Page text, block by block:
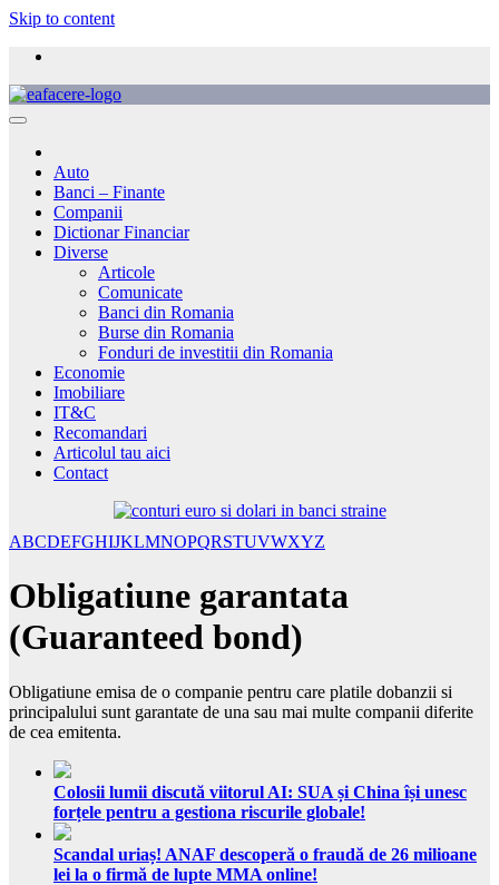
Skip to content
Auto
Banci – Finante
Companii
Dictionar Financiar
Diverse
Articole
Comunicate
Banci din Romania
Burse din Romania
Fonduri de investitii din Romania
Economie
Imobiliare
IT&C
Recomandari
Articolul tau aici
Contact
ABCDEFGHIJKLMNOPQRSTUVWXYZ
Obligatiune garantata
(Guaranteed bond)
Obligatiune emisa de o companie pentru care platile dobanzii si
principalului sunt garantate de una sau mai multe companii diferite
de cea emitenta.
Colosii lumii discută viitorul AI: SUA și China își unesc
forțele pentru a gestiona riscurile globale!
Scandal uriaș! ANAF descoperă o fraudă de 26 milioane
lei la o firmă de lupte MMA online!